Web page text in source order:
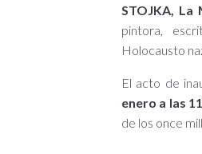
STOJKA, La
pintora,
Holocausto
El acto de
enero a las
de los once